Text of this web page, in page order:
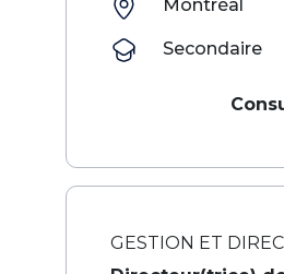
Montréal
Secondaire
GESTION ET